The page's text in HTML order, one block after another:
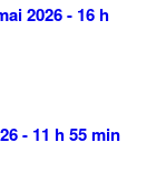
2026 - 16 h
- 11 h 55 min